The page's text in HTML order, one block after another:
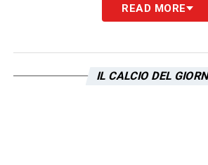
Il sogno è rappresentato da
che in quel ruolo sta trattando
READ MORE
IL CALCIO DEL